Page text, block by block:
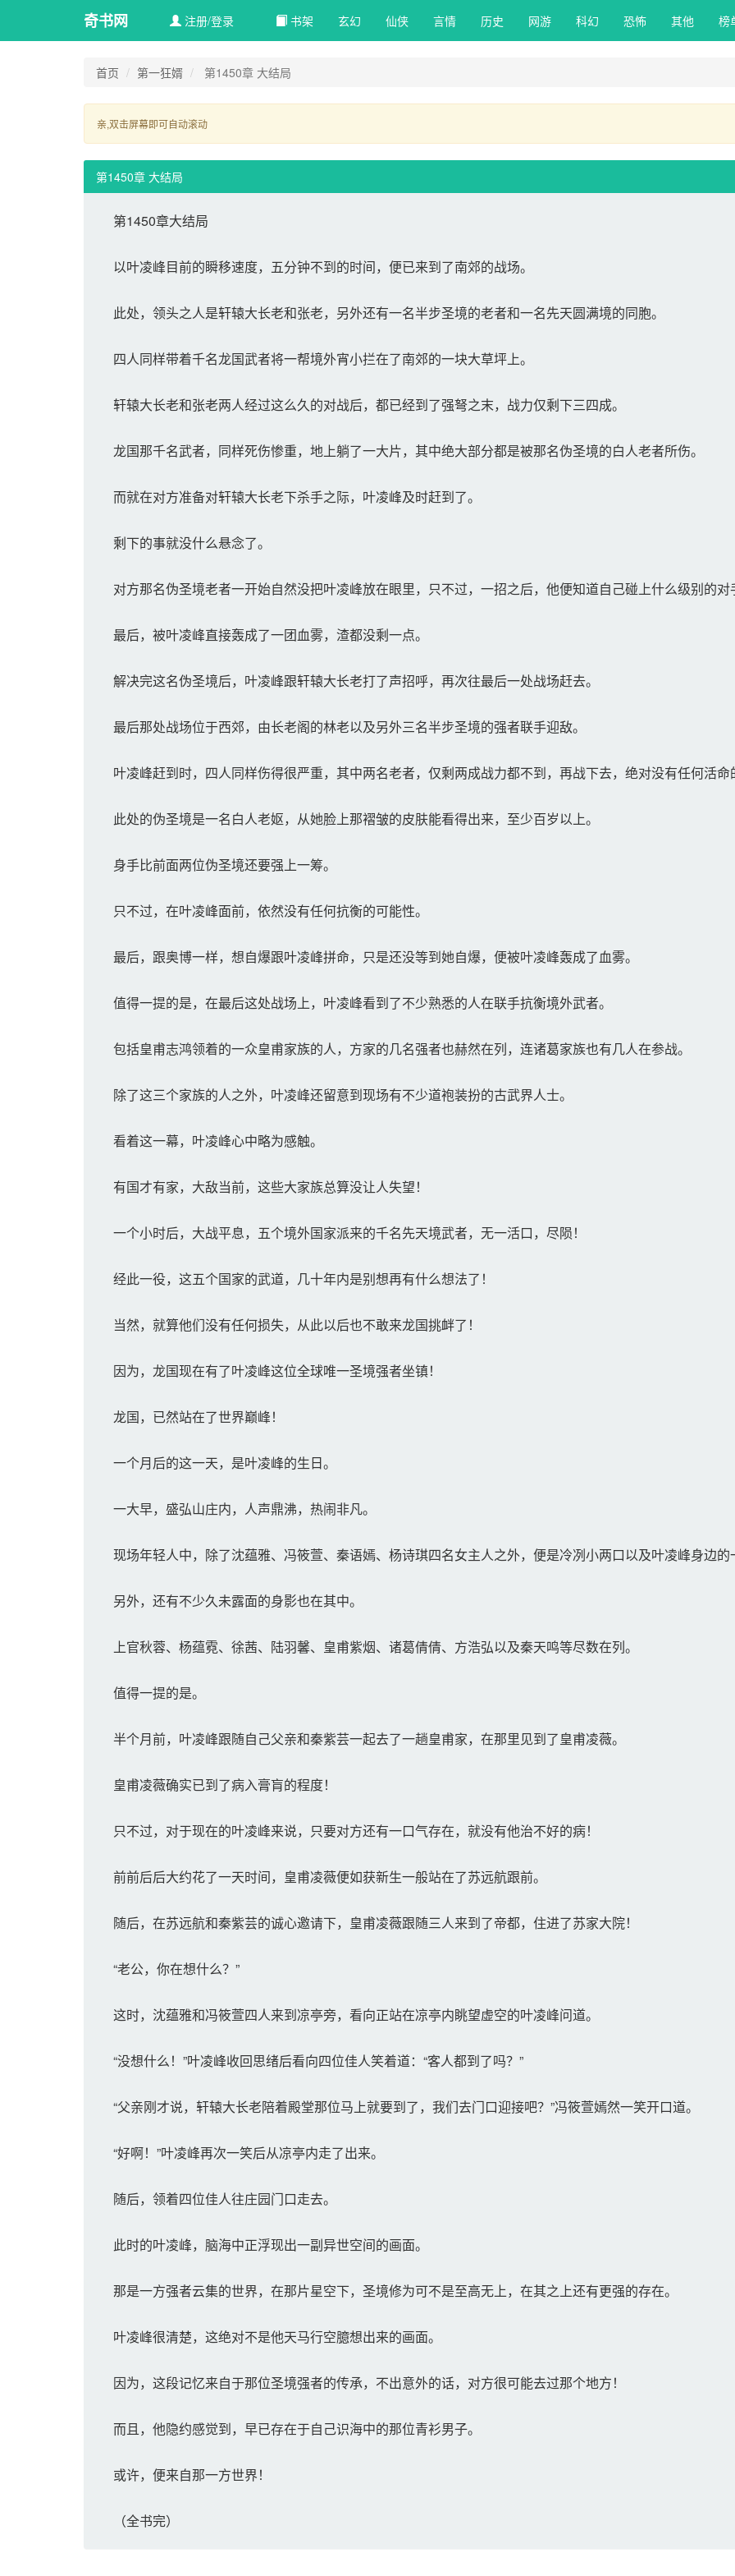
奇书网 注册/登录 书架 玄幻 仙侠 言情 历史 网游 科幻 恐怖 其他 榜
首页 第一狂婿 第1450章 大结局
亲,双击屏幕即可自动滚动
第1450章 大结局
第1450章大结局
以叶凌峰目前的瞬移速度，五分钟不到的时间，便已来到了南郊的战场。
此处，领头之人是轩辕大长老和张老，另外还有一名半步圣境的老者和一名先天圆满境的同胞。
四人同样带着千名龙国武者将一帮境外宵小拦在了南郊的一块大草坪上。
轩辕大长老和张老两人经过这么久的对战后，都已经到了强弩之末，战力仅剩下三四成。
龙国那千名武者，同样死伤惨重，地上躺了一大片，其中绝大部分都是被那名伪圣境的白人老者所伤。
而就在对方准备对轩辕大长老下杀手之际，叶凌峰及时赶到了。
剩下的事就没什么悬念了。
对方那名伪圣境老者一开始自然没把叶凌峰放在眼里，只不过，一招之后，他便知道自己碰上什么级别的对
最后，被叶凌峰直接轰成了一团血雾，渣都没剩一点。
解决完这名伪圣境后，叶凌峰跟轩辕大长老打了声招呼，再次往最后一处战场赶去。
最后那处战场位于西郊，由长老阁的林老以及另外三名半步圣境的强者联手迎敌。
叶凌峰赶到时，四人同样伤得很严重，其中两名老者，仅剩两成战力都不到，再战下去，绝对没有任何活命
此处的伪圣境是一名白人老妪，从她脸上那褶皱的皮肤能看得出来，至少百岁以上。
身手比前面两位伪圣境还要强上一筹。
只不过，在叶凌峰面前，依然没有任何抗衡的可能性。
最后，跟奥博一样，想自爆跟叶凌峰拼命，只是还没等到她自爆，便被叶凌峰轰成了血雾。
值得一提的是，在最后这处战场上，叶凌峰看到了不少熟悉的人在联手抗衡境外武者。
包括皇甫志鸿领着的一众皇甫家族的人，方家的几名强者也赫然在列，连诸葛家族也有几人在参战。
除了这三个家族的人之外，叶凌峰还留意到现场有不少道袍装扮的古武界人士。
看着这一幕，叶凌峰心中略为感触。
有国才有家，大敌当前，这些大家族总算没让人失望！
一个小时后，大战平息，五个境外国家派来的千名先天境武者，无一活口，尽陨！
经此一役，这五个国家的武道，几十年内是别想再有什么想法了！
当然，就算他们没有任何损失，从此以后也不敢来龙国挑衅了！
因为，龙国现在有了叶凌峰这位全球唯一圣境强者坐镇！
龙国，已然站在了世界巅峰！
一个月后的这一天，是叶凌峰的生日。
一大早，盛弘山庄内，人声鼎沸，热闹非凡。
现场年轻人中，除了沈蕴雅、冯筱萱、秦语嫣、杨诗琪四名女主人之外，便是冷冽小两口以及叶凌峰身边的
另外，还有不少久未露面的身影也在其中。
上官秋蓉、杨蕴霓、徐茜、陆羽馨、皇甫紫烟、诸葛倩倩、方浩弘以及秦天鸣等尽数在列。
值得一提的是。
半个月前，叶凌峰跟随自己父亲和秦紫芸一起去了一趟皇甫家，在那里见到了皇甫凌薇。
皇甫凌薇确实已到了病入膏肓的程度！
只不过，对于现在的叶凌峰来说，只要对方还有一口气存在，就没有他治不好的病！
前前后后大约花了一天时间，皇甫凌薇便如获新生一般站在了苏远航跟前。
随后，在苏远航和秦紫芸的诚心邀请下，皇甫凌薇跟随三人来到了帝都，住进了苏家大院！
“老公，你在想什么？”
这时，沈蕴雅和冯筱萱四人来到凉亭旁，看向正站在凉亭内眺望虚空的叶凌峰问道。
“没想什么！”叶凌峰收回思绪后看向四位佳人笑着道：“客人都到了吗？”
“父亲刚才说，轩辕大长老陪着殿堂那位马上就要到了，我们去门口迎接吧？”冯筱萱嫣然一笑开口道。
“好啊！”叶凌峰再次一笑后从凉亭内走了出来。
随后，领着四位佳人往庄园门口走去。
此时的叶凌峰，脑海中正浮现出一副异世空间的画面。
那是一方强者云集的世界，在那片星空下，圣境修为可不是至高无上，在其之上还有更强的存在。
叶凌峰很清楚，这绝对不是他天马行空臆想出来的画面。
因为，这段记忆来自于那位圣境强者的传承，不出意外的话，对方很可能去过那个地方！
而且，他隐约感觉到，早已存在于自己识海中的那位青衫男子。
或许，便来自那一方世界！
（全书完）